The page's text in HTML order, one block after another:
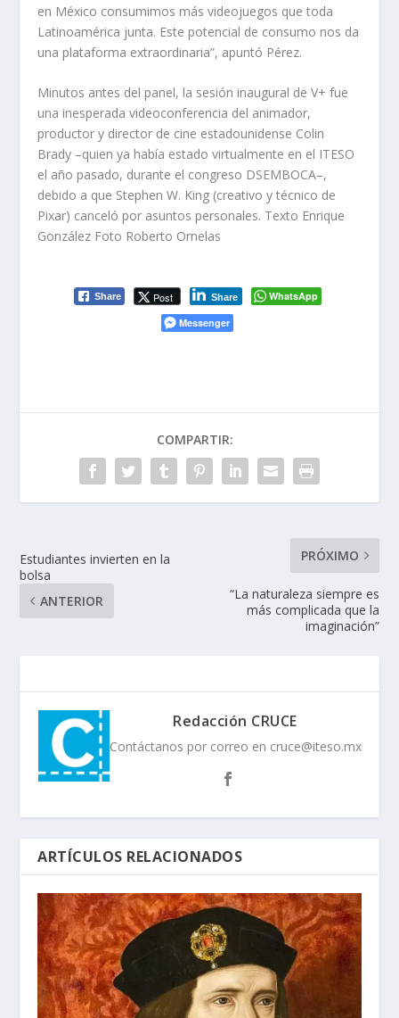
en México consumimos más videojuegos que toda
Latinoamérica junta. Este potencial de consumo nos da
una plataforma extraordinaria”, apuntó Pérez.
Minutos antes del panel, la sesión inaugural de V+ fue
una inesperada videoconferencia del animador,
productor y director de cine estadounidense Colin
Brady –quien ya había estado virtualmente en el ITESO
el año pasado, durante el congreso DSEMBOCA–,
debido a que Stephen W. King (creativo y técnico de
Pixar) canceló por asuntos personales. Texto Enrique
González Foto Roberto Ornelas
Share Post Share
WhatsApp
Messenger
COMPARTIR:
Estudiantes invierten en la
bolsa
ANTERIOR
PRÓXIMO
“La naturaleza siempre es
más complicada que la
imaginación”
Redacción CRUCE
Contáctanos por correo en cruce@iteso.mx
ARTÍCULOS RELACIONADOS